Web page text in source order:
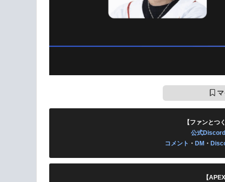
【ファンとつ
公式
コメント ・ DM ・
【